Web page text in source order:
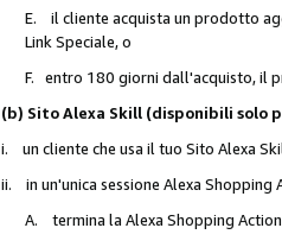
E. il cliente acquista un prodotto
Link Speciale, o
F. entro 180 giorni dall'acquisto, il
(b) Sito Alexa Skill (disponibili solo
i. un cliente che usa il tuo Sito Alexa
ii. in un'unica sessione Alexa Shopping
A. termina la Alexa Shopping